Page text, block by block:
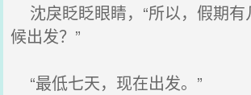
沈戾眨眨眼睛，“所以，假期有
候出发？”
“最低七天，现在出发。”